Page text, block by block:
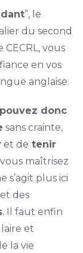
”, le
du second
vous
en vos
anglaise.
pouvez donc
sans crainte,
et de tenir
maîtrisez
s’agit plus ici
des
. Il faut enfin
et
la vie